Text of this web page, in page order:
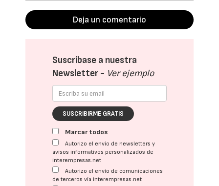
Deja un comentario
Suscríbase a nuestra
Newsletter - Ver ejemplo
SUSCRIBIRME GRATIS
Marcar todos
Autorizo el envío de newsletters y
avisos informativos personalizados de
interempresas.net
Autorizo el envío de comunicaciones
de terceros vía interempresas.net